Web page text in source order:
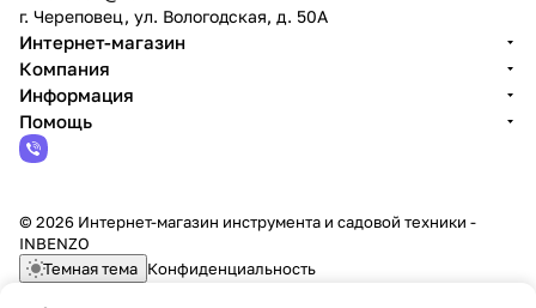
г. Череповец, ул. Вологодская, д. 50А
Интернет-магазин
Компания
Информация
Помощь
© 2026 Интернет-магазин инструмента и садовой техники -
INBENZO
Темная тема Конфиденциальность